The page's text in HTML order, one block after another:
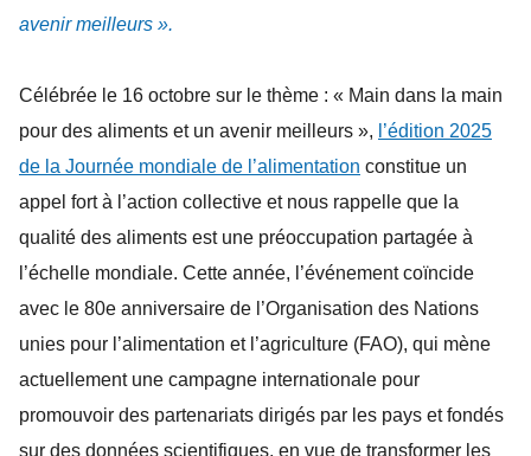
avenir meilleurs ».
Célébrée le 16 octobre sur le thème : « Main dans la main
pour des aliments et un avenir meilleurs », l’édition 2025
de la Journée mondiale de l’alimentation constitue un
appel fort à l’action collective et nous rappelle que la
qualité des aliments est une préoccupation partagée à
l’échelle mondiale. Cette année, l’événement coïncide
avec le 80e anniversaire de l’Organisation des Nations
unies pour l’alimentation et l’agriculture (FAO), qui mène
actuellement une campagne internationale pour
promouvoir des partenariats dirigés par les pays et fondés
sur des données scientifiques, en vue de transformer les